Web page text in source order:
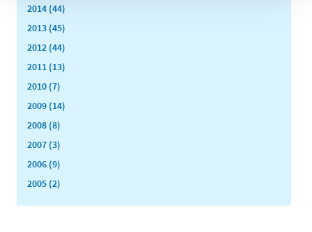
2014 (44)
2013 (45)
2012 (44)
2011 (13)
2010 (7)
2009 (14)
2008 (8)
2007 (3)
2006 (9)
2005 (2)